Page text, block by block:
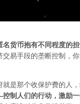
货币抱有不同程度的
交易手段的垄断控制，
是那个收保护费的人，
制人们的行动，激励